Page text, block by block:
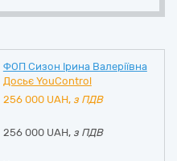
ФОП Сизон Ірина Валеріївна
Досьє YouControl
256 000 UAH, з ПДВ
256 000 UAH, з ПДВ